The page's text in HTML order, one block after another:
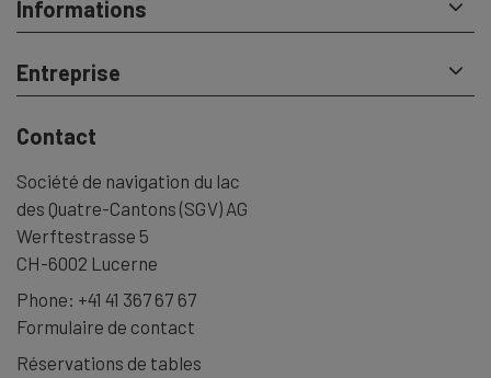
Informations
Entreprise
Contact
Société de navigation du lac
des Quatre-Cantons (SGV) AG
Werftestrasse 5
CH-6002 Lucerne
Phone: +41 41 367 67 67
Formulaire de contact
Réservations de tables